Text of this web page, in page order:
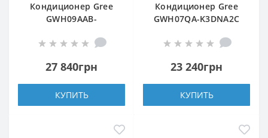
Кондиционер Gree
GWH09AAB-
27 840грн
КУПИТЬ
Кондиционер Gree
GWH07QA-K3DNA2С
23 240грн
КУПИТЬ